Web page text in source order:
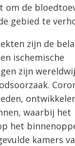
om de
gebied te
zijn de
ischemische
zijn
waarbij het
het
kamers